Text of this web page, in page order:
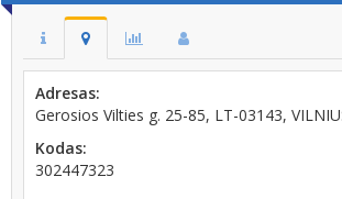
Adresas:
Gerosios Vilties g. 25-85, LT-03143,
Kodas:
302447323